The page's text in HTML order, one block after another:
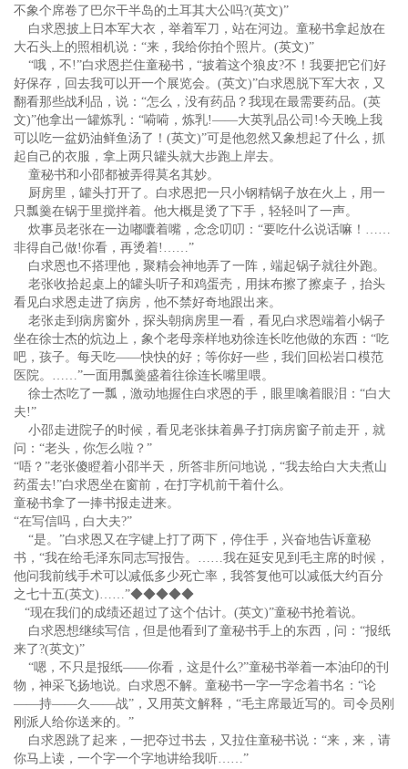
不象个席卷了巴尔干半岛的土耳其大公吗?(英文)”
白求恩披上日本军大衣，举着军刀，站在河边。童秘书拿起放在
大石头上的照相机说：“来，我给你拍个照片。(英文)”
“哦，不!”白求恩拦住童秘书，“披着这个狼皮?不！我要把它们好
好保存，回去我可以开一个展览会。(英文)”白求恩脱下军大衣，又
翻看那些战利品，说：“怎么，没有药品？我现在最需要药品。(英
文)”他拿出一罐炼乳：“嗬嗬，炼乳!——大英乳品公司!今天晚上我
可以吃一盆奶油鲜鱼汤了！(英文)”可是他忽然又象想起了什么，抓
起自己的衣服，拿上两只罐头就大步跑上岸去。
童秘书和小邵都被弄得莫名其妙。
厨房里，罐头打开了。白求恩把一只小钢精锅子放在火上，用一
只瓢羹在锅于里搅拌着。他大概是烫了下手，轻轻叫了一声。
炊事员老张在一边嘟囔着嘴，念念叨叨：“要吃什么说话嘛！……
非得自己做!你看，再烫着!……”
白求恩也不搭理他，聚精会神地弄了一阵，端起锅子就往外跑。
老张收拾起桌上的罐头听子和鸡蛋壳，用抹布擦了擦桌子，抬头
看见白求恩走进了病房，他不禁好奇地跟出来。
老张走到病房窗外，探头朝病房里一看，看见白求恩端着小锅子
坐在徐士杰的炕边上，象个老母亲样地劝徐连长吃他做的东西：“吃
吧，孩子。每天吃——快快的好；等你好一些，我们回松岩口模范
医院。……”一面用瓢羹盛着往徐连长嘴里喂。
徐士杰吃了一瓢，激动地握住白求恩的手，眼里噙着眼泪：“白大
夫!”
小邵走进院子的时候，看见老张抹着鼻子打病房窗子前走开，就
问：“老头，你怎么啦？”
“唔？”老张傻瞪着小邵半天，所答非所问地说，“我去给白大夫煮山
药蛋去!”白求恩坐在窗前，在打字机前干着什么。
童秘书拿了一捧书报走进来。
“在写信吗，白大夫?”
“是。”白求恩又在字键上打了两下，停住手，兴奋地告诉童秘
书，“我在给毛泽东同志写报告。……我在延安见到毛主席的时候，
他问我前线手术可以减低多少死亡率，我答复他可以减低大约百分
之七十五(英文)……”◆◆◆◆◆
“现在我们的成绩还超过了这个估计。(英文)”童秘书抢着说。
白求恩想继续写信，但是他看到了童秘书手上的东西，问：“报纸
来了?(英文)”
“嗯，不只是报纸——你看，这是什么?”童秘书举着一本油印的刊
物，神采飞扬地说。白求恩不解。童秘书一字一字念着书名：“论
——持——久——战”，又用英文解释，“毛主席最近写的。司令员刚
刚派人给你送来的。”
白求恩跳了起来，一把夺过书去，又拉住童秘书说：“来，来，请
你马上读，一个字一个字地讲给我听……”